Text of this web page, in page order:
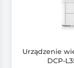
Urządzenie
DCP-